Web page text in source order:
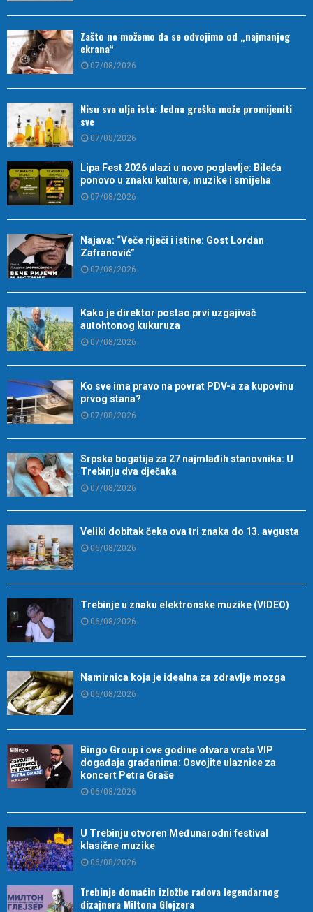
Zašto ne možemo da se odvojimo od „najmanjeg
ekrana“
07/08/2026
Nisu sva ulja ista: Jedna greška može promijeniti
sve
07/08/2026
Lipa Fest 2026 ulazi u novo poglavlje: Bileća
ponovo u znaku kulture, muzike i smijeha
07/08/2026
Najava: “Veče riječi i istine: Gost Lordan
Zafranović”
07/08/2026
Kako je direktor postao prvi uzgajivač
autohtonog kukuruza
07/08/2026
Ko sve ima pravo na povrat PDV-a za kupovinu
prvog stana?
07/08/2026
Srpska bogatija za 27 najmlađih stanovnika: U
Trebinju dva dječaka
07/08/2026
Veliki dobitak čeka ova tri znaka do 13. avgusta
06/08/2026
Trebinje u znaku elektronske muzike (VIDEO)
06/08/2026
Namirnica koja je idealna za zdravlje mozga
06/08/2026
Bingo Group i ove godine otvara vrata VIP
događaja građanima: Osvojite ulaznice za
koncert Petra Graše
06/08/2026
U Trebinju otvoren Međunarodni festival
klasične muzike
06/08/2026
Trebinje domaćin izložbe radova legendarnog
dizajnera Miltona Glejzera